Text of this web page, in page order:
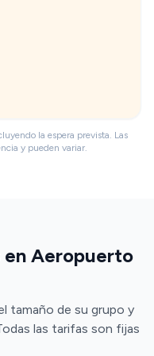
la espera prevista. Las
y pueden variar.
en Aeropuerto
tamaño de su grupo y
las tarifas son fijas